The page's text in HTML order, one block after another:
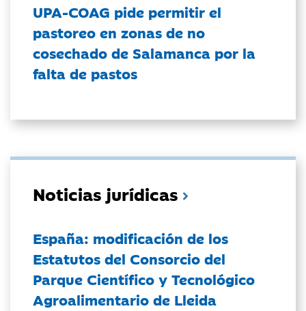
UPA-COAG pide permitir el
pastoreo en zonas de no
cosechado de Salamanca por la
falta de pastos
Noticias jurídicas
España: modificación de los
Estatutos del Consorcio del
Parque Científico y Tecnológico
Agroalimentario de Lleida